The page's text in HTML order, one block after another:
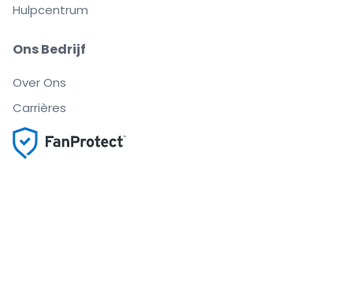
Ons Bedrijf
Over Ons
Carrières
Hulpcentrum